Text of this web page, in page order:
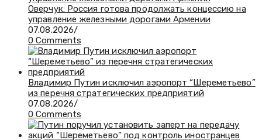
Оверчук: Россия готова продолжать концессию на
управление железными дорогами Армении
07.08.2026/
0 Comments
Владимир Путин исключил аэропорт “Шереметьево”
из перечня стратегических предприятий
07.08.2026/
0 Comments